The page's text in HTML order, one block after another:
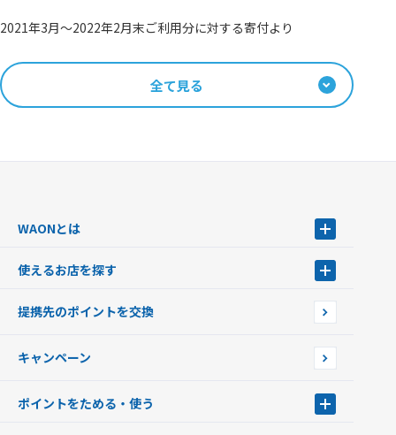
2021年3月～2022年2月末ご利用分に対する寄付より
全て見る
WAONとは
WAONを申込む
インターネット上でのお買い物について（ネット決済）
使えるお店を探す
店舗検索
イオン銀行ATM設置場所
提携先のポイントを交換
キャンペーン
ポイントをためる・使う